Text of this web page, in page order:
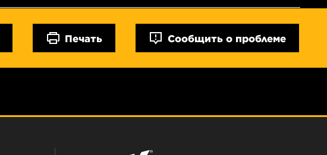
Печать Сообщить о проблеме